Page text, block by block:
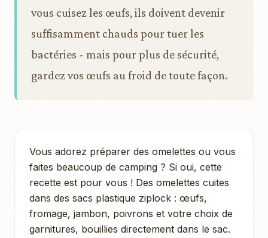
vous cuisez les œufs, ils doivent devenir
suffisamment chauds pour tuer les
bactéries - mais pour plus de sécurité,
gardez vos œufs au froid de toute façon.
Vous adorez préparer des omelettes ou vous
faites beaucoup de camping ? Si oui, cette
recette est pour vous ! Des omelettes cuites
dans des sacs plastique ziplock : œufs,
fromage, jambon, poivrons et votre choix de
garnitures, bouillies directement dans le sac.